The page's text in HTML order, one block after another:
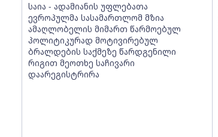
საია - ადამიანის უფლებათა
ევროპულმა სასამართლომ მზია
ამაღლობელის მიმართ წარმოებულ
პოლიტიკურად მოტივირებულ
ბრალდების საქმეზე წარდგენილი
რიგით მეოთხე საჩივარი
დაარეგისტრირა